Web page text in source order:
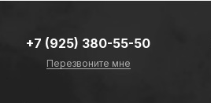
+7 (925) 380-55-50
Перезвоните мне